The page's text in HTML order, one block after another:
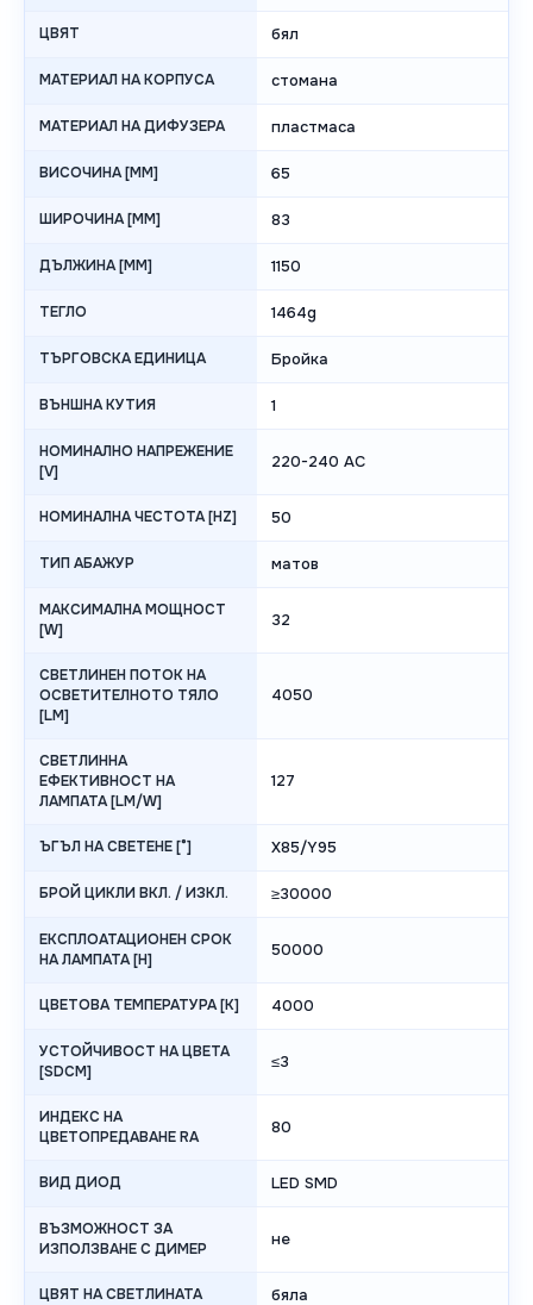
ЦВЯТ бял
МАТЕРИАЛ НА КОРПУСА стомана
МАТЕРИАЛ НА ДИФУЗЕРА пластмаса
ВИСОЧИНА [MM] 65
ШИРОЧИНА [MM] 83
ДЪЛЖИНА [MM] 1150
ТЕГЛО 1464g
ТЪРГОВСКА ЕДИНИЦА Бройка
ВЪНШНА КУТИЯ 1
НОМИНАЛНО НАПРЕЖЕНИЕ
[V]
220-240 AC
НОМИНАЛНА ЧЕСТОТА [HZ] 50
ТИП АБАЖУР матов
МАКСИМАЛНА МОЩНОСТ
[W]
32
СВЕТЛИНЕН ПОТОК НА
ОСВЕТИТЕЛНОТО ТЯЛО
[LM]
4050
СВЕТЛИННА
ЕФЕКТИВНОСТ НА
ЛАМПАТА [LM/W]
127
ЪГЪЛ НА СВЕТЕНЕ [°] X85/Y95
БРОЙ ЦИКЛИ ВКЛ. / ИЗКЛ. ≥30000
ЕКСПЛОАТАЦИОНЕН СРОК
НА ЛАМПАТА [H]
50000
ЦВЕТОВА ТЕМПЕРАТУРА [K] 4000
УСТОЙЧИВОСТ НА ЦВЕТА
[SDCM]
≤3
ИНДЕКС НА
ЦВЕТОПРЕДАВАНЕ RA
80
ВИД ДИОД LED SMD
ВЪЗМОЖНОСТ ЗА
ИЗПОЛЗВАНЕ С ДИМЕР
не
ЦВЯТ НА СВЕТЛИНАТА бяла